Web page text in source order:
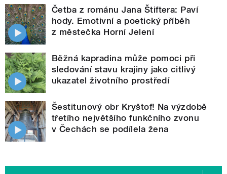
Četba z románu Jana Štiftera: Paví
hody. Emotivní a poetický příběh
z městečka Horní Jelení
Běžná kapradina může pomoci při
sledování stavu krajiny jako citlivý
ukazatel životního prostředí
Šestitunový obr Kryštof! Na výzdobě
třetího největšího funkčního zvonu
v Čechách se podílela žena